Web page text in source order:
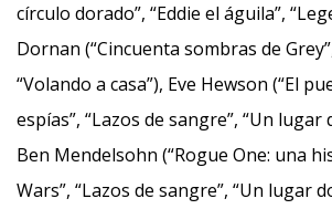
círculo dorado”, “Eddie el águila”,
Dornan (“Cincuenta sombras de
“Volando a casa”), Eve Hewson (“El
espías”, “Lazos de sangre”, “Un lugar
Ben Mendelsohn (“Rogue One: una
Wars”, “Lazos de sangre”, “Un lugar